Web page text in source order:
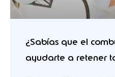
¿Sabías que el
ayudarte a retener